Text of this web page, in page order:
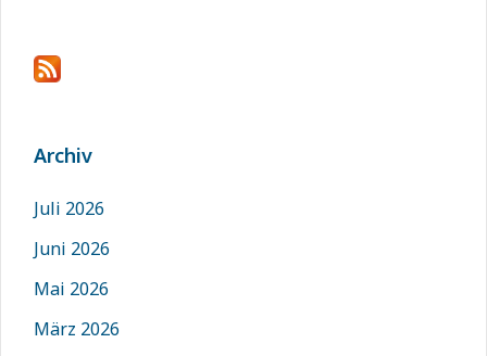
Archiv
Juli 2026
Juni 2026
Mai 2026
März 2026